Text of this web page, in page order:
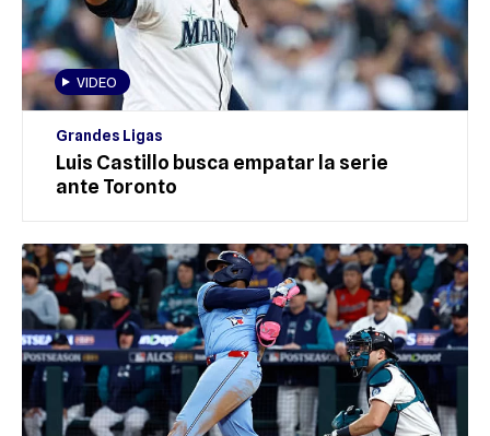
VIDEO
Grandes Ligas
Luis Castillo busca empatar la serie
ante Toronto